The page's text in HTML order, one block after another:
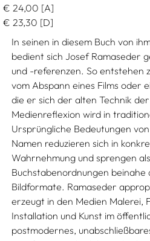
€ 24,00 [A]
€ 23,30 [D]
In seinen in diesem Buch von
bedient sich Josef Ramaseder
und -referenzen. So entstehen
vom Abspann eines Films oder
die er sich der alten Technik
Medienreflexion wird in
Ursprüngliche Bedeutungen
Namen reduzieren sich in
Wahrnehmung und sprengen
Buchstabenordnungen beinahe
Bildformate. Ramaseder
erzeugt in den Medien Malerei,
Installation und Kunst im
postmodernes,